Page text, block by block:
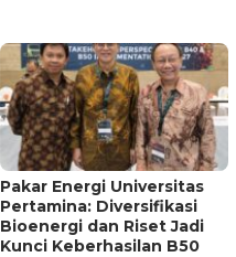
Pakar Energi Universitas
Pertamina: Diversifikasi
Bioenergi dan Riset Jadi
Kunci Keberhasilan B50